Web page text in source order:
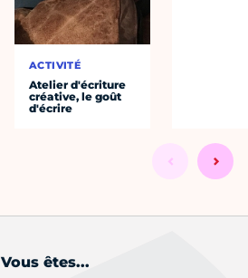
ACTIVITÉ
Atelier d'écriture
créative, le goût
d'écrire
Vous êtes...